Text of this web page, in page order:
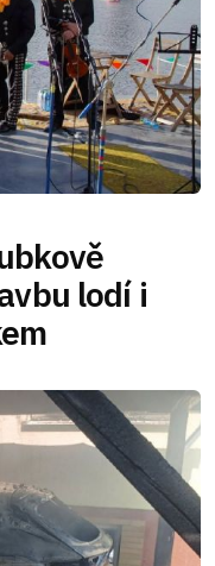
lodí i